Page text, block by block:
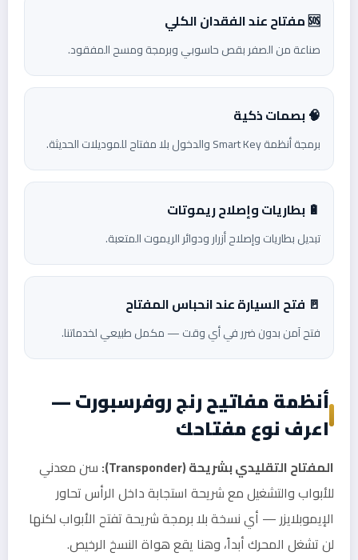
🆘 مفتاح عند الفقدان الكلي
صناعة من الصفر بقص حاسوبي وبرمجة ومسح المفقود.
🧠 بصمات ذكية
برمجة أنظمة Smart Key والدخول بلا مفتاح للموديلات الحديثة.
🔋 بطاريات وإصلاح ريموتات
تبديل بطاريات وإصلاح أزرار ودوائر الريموت المتعبة.
🚪 فتح السيارة عند انحباس المفتاح
فتح آمن بدون ضرر في أي وقت — مكمل طبيعي لخدماتنا.
أنظمة مفاتيح رنج روفرسبورت —
اعرف نوع مفتاحك
المفتاح التقليدي بشريحة (Transponder):
سن معدني
للأبواب والتشغيل مع شريحة استجابة داخل الرأس تحاور
الإيموبلايزر — أي نسخة بلا برمجة شريحة تفتح الأبواب لكنها
لن تشغل المحرك أبداً، وهنا يقع هواة النسخ الرخيص.